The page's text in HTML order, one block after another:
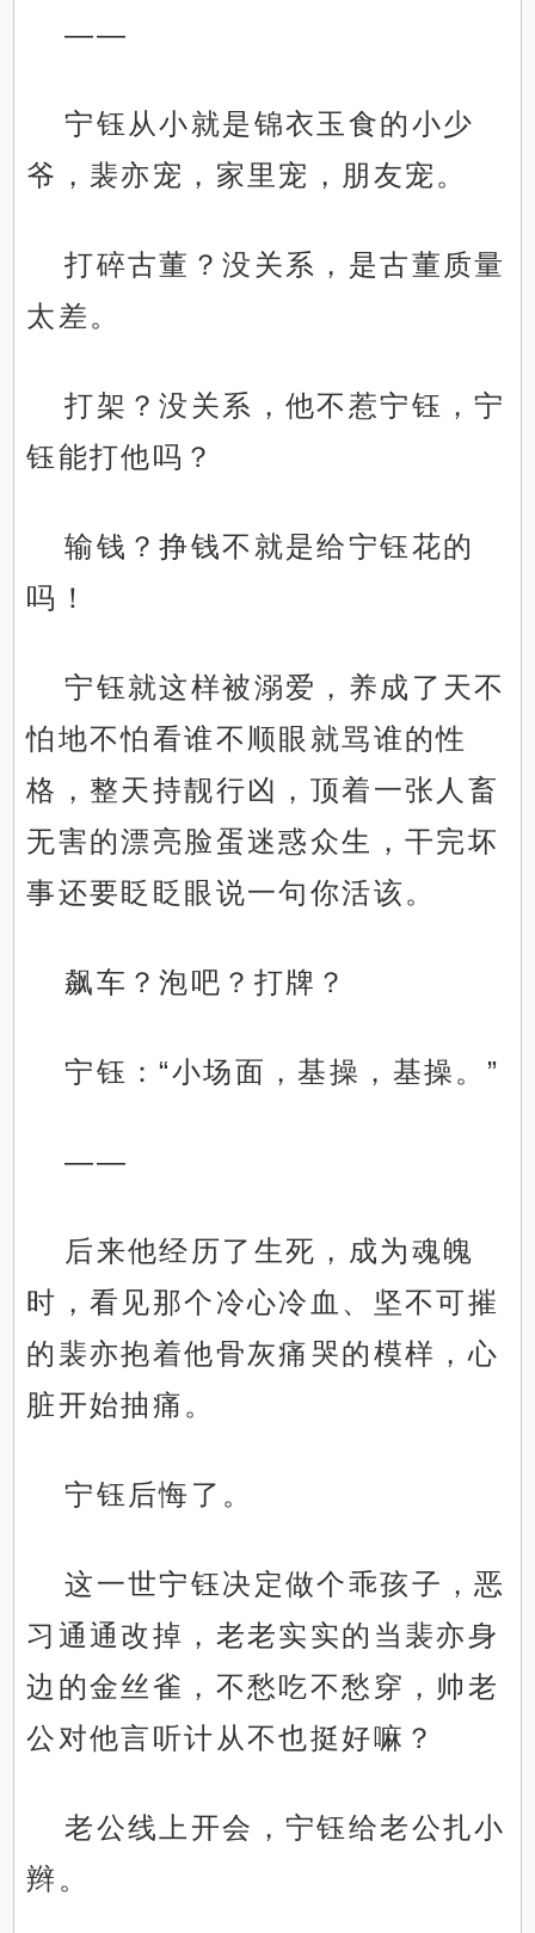
——
宁钰从小就是锦衣玉食的小少
爷，裴亦宠，家里宠，朋友宠。
打碎古董？没关系，是古董质量
太差。
打架？没关系，他不惹宁钰，宁
钰能打他吗？
输钱？挣钱不就是给宁钰花的
吗！
宁钰就这样被溺爱，养成了天不
怕地不怕看谁不顺眼就骂谁的性
格，整天持靓行凶，顶着一张人畜
无害的漂亮脸蛋迷惑众生，干完坏
事还要眨眨眼说一句你活该。
飙车？泡吧？打牌？
宁钰：“小场面，基操，基操。”
——
后来他经历了生死，成为魂魄
时，看见那个冷心冷血、坚不可摧
的裴亦抱着他骨灰痛哭的模样，心
脏开始抽痛。
宁钰后悔了。
这一世宁钰决定做个乖孩子，恶
习通通改掉，老老实实的当裴亦身
边的金丝雀，不愁吃不愁穿，帅老
公对他言听计从不也挺好嘛？
老公线上开会，宁钰给老公扎小
辫。